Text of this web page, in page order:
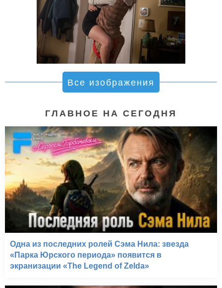
Все изображения
ГЛАВНОЕ НА СЕГОДНЯ
Одна из последних ролей Сэма Нила: звезда
«Парка Юрского периода» появится в
экранизации «The Legend of Zelda»